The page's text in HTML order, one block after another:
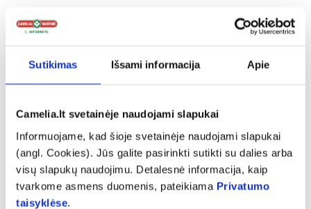
Sutikimas Išsami informacija Apie
Camelia.lt svetainėje naudojami slapukai
Informuojame, kad šioje svetainėje naudojami slapukai
(angl. Cookies). Jūs galite pasirinkti sutikti su dalies arba
visų slapukų naudojimu. Detalesnė informacija, kaip
tvarkome asmens duomenis, pateikiama Privatumo
taisyklėse.
Atsiliepimai